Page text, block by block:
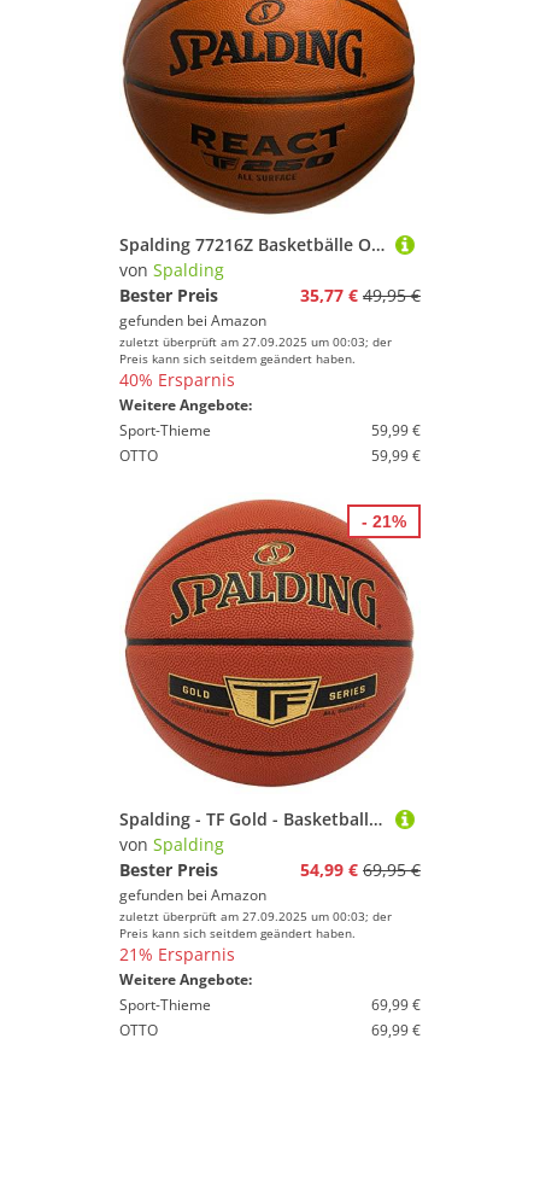
Spalding 77216Z Basketbälle Orange 7
von Spalding
Bester Preis
35,77 € 49,95 €
gefunden bei Amazon
zuletzt überprüft am 27.09.2025 um 00:03; der
Preis kann sich seitdem geändert haben.
40% Ersparnis
Weitere Angebote:
Sport-Thieme
59,99 €
OTTO
59,99 €
Spalding - TF Gold - Basketball - Größe 5 - Basketball - Zertifizierter Ball - Material ZK Composite - Indoor und Outdoor - Anti-Rutsch - Ausgezeichneter Grip
von Spalding
Bester Preis
54,99 € 69,95 €
gefunden bei Amazon
zuletzt überprüft am 27.09.2025 um 00:03; der
Preis kann sich seitdem geändert haben.
21% Ersparnis
Weitere Angebote:
Sport-Thieme
69,99 €
OTTO
69,99 €
- 21%